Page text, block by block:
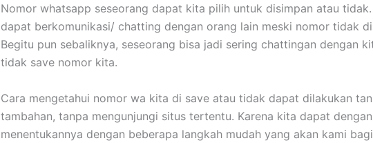
Nomor whatsapp seseorang dapat kita pilih untuk disimpan atau
dapat berkomunikasi/ chatting dengan orang lain meski nomor tidak
Begitu pun sebaliknya, seseorang bisa jadi sering chattingan dengan
tidak save nomor kita.
Cara mengetahui nomor wa kita di save atau tidak dapat dilakukan
tambahan, tanpa mengunjungi situs tertentu. Karena kita dapat
menentukannya dengan beberapa langkah mudah yang akan kami